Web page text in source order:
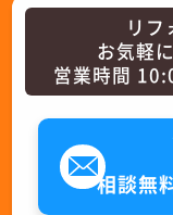
リフ
お気軽
営業時間
相談無